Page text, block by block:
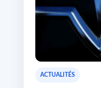
ACTUALITÉS